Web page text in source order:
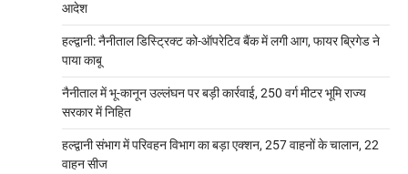
आदेश
हल्द्वानी: नैनीताल डिस्ट्रिक्ट को-ऑपरेटिव बैंक में लगी आग, फायर ब्रिगेड ने
पाया काबू
नैनीताल में भू-कानून उल्लंघन पर बड़ी कार्रवाई, 250 वर्ग मीटर भूमि राज्य
सरकार में निहित
हल्द्वानी संभाग में परिवहन विभाग का बड़ा एक्शन, 257 वाहनों के चालान, 22
वाहन सीज